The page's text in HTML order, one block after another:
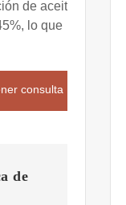
de aceite es
lo que
consulta
de